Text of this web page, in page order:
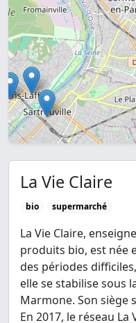
La Vie Claire
bio supermarché
La Vie Claire,
produits bio, est née
des périodes
elle se stabilise sous
Marmone. Son siège
En 2017, le réseau